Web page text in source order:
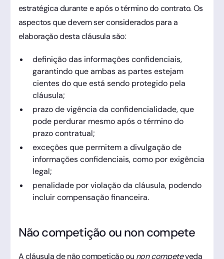
estratégica durante e após o término do contrato. Os
aspectos que devem ser considerados para a
elaboração desta cláusula são:
definição das informações confidenciais,
garantindo que ambas as partes estejam
cientes do que está sendo protegido pela
cláusula;
prazo de vigência da confidencialidade, que
pode perdurar mesmo após o término do
prazo contratual;
exceções que permitem a divulgação de
informações confidenciais, como por exigência
legal;
penalidade por violação da cláusula, podendo
incluir compensação financeira.
Não competição ou non compete
A cláusula de não competição ou non competeveda